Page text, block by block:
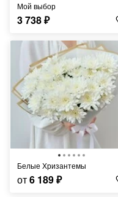
Мой выбор
3 738₽
Белые Хризантемы
от6 189₽